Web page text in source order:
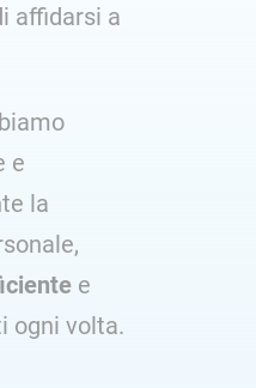
affidarsi a
e
la
e
ogni volta.